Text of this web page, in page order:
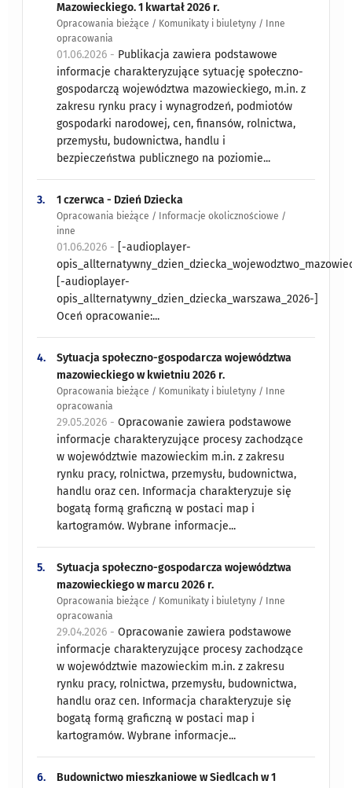
Mazowieckiego. 1 kwartał 2026 r.
Opracowania bieżące / Komunikaty i biuletyny / Inne
opracowania
01.06.2026 - Publikacja zawiera podstawowe
informacje charakteryzujące sytuację społeczno-
gospodarczą województwa mazowieckiego, m.in. z
zakresu rynku pracy i wynagrodzeń, podmiotów
gospodarki narodowej, cen, finansów, rolnictwa,
przemysłu, budownictwa, handlu i
bezpieczeństwa publicznego na poziomie...
3. 1 czerwca - Dzień Dziecka
Opracowania bieżące / Informacje okolicznościowe /
inne
01.06.2026 - [-audioplayer-
[-audioplayer-
opis_allternatywny_dzien_dziecka_warszawa_2026-]
Oceń opracowanie:...
4.
Sytuacja społeczno-gospodarcza województwa
mazowieckiego w kwietniu 2026 r.
Opracowania bieżące / Komunikaty i biuletyny / Inne
opracowania
29.05.2026 -Opracowanie zawiera podstawowe
informacje charakteryzujące procesy zachodzące
w województwie mazowieckim m.in. z zakresu
rynku pracy, rolnictwa, przemysłu, budownictwa,
handlu oraz cen. Informacja charakteryzuje się
bogatą formą graficzną w postaci map i
kartogramów. Wybrane informacje...
5.
Sytuacja społeczno-gospodarcza województwa
mazowieckiego w marcu 2026 r.
Opracowania bieżące / Komunikaty i biuletyny / Inne
opracowania
29.04.2026 -Opracowanie zawiera podstawowe
informacje charakteryzujące procesy zachodzące
w województwie mazowieckim m.in. z zakresu
rynku pracy, rolnictwa, przemysłu, budownictwa,
handlu oraz cen. Informacja charakteryzuje się
bogatą formą graficzną w postaci map i
kartogramów. Wybrane informacje...
6. Budownictwo mieszkaniowe w Siedlcach w 1